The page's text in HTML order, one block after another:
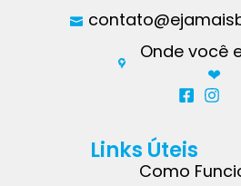
Onde você
❤︎
Links Úteis
Como